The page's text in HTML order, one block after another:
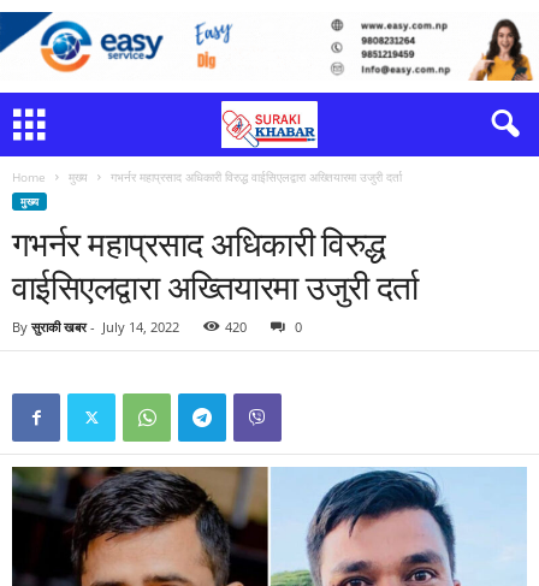
Home मुख्य गभर्नर महाप्रसाद अधिकारी विरुद्ध वाईसिएलद्वारा अख्तियारमा उजुरी दर्ता
मुख्य
गभर्नर महाप्रसाद अधिकारी विरुद्ध
वाईसिएलद्वारा अख्तियारमा उजुरी दर्ता
By सुराकी खबर- July 14, 2022 420 0